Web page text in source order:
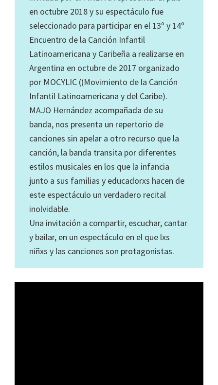
en octubre 2018 y su espectáculo fue
seleccionado para participar en el 13º y 14º
Encuentro de la Canción Infantil
Latinoamericana y Caribeña a realizarse en
Argentina en octubre de 2017 organizado
por MOCYLIC ((Movimiento de la Canción
Infantil Latinoamericana y del Caribe).
MAJO Hernández acompañada de su
banda, nos presenta un repertorio de
canciones sin apelar a otro recurso que la
canción, la banda transita por diferentes
estilos musicales en los que la infancia
junto a sus familias y educadorxs hacen de
este espectáculo un verdadero recital
inolvidable.
Una invitación a compartir, escuchar, cantar
y bailar, en un espectáculo en el que lxs
niñxs y las canciones son protagonistas.